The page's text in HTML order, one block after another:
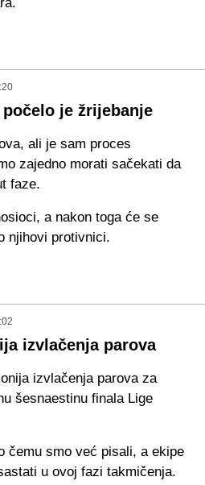
je žrijebanje
ali je sam proces
zajedno morati sačekati da
faze.
a nakon toga će se
njihovi protivnici.
izvlačenja parova
izvlačenja parova za
šesnaestinu finala Lige
čemu smo već pisali, a ekipe
u ovoj fazi takmičenja.